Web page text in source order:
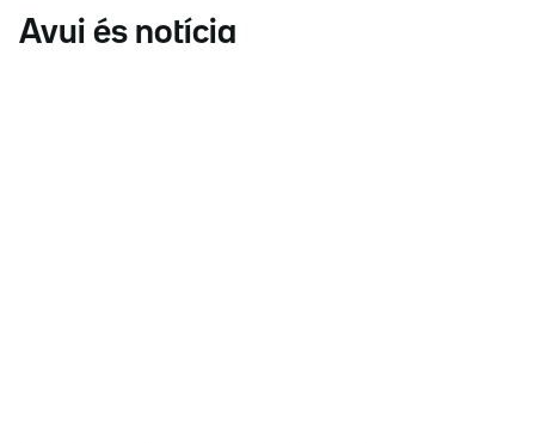
Avui és notícia